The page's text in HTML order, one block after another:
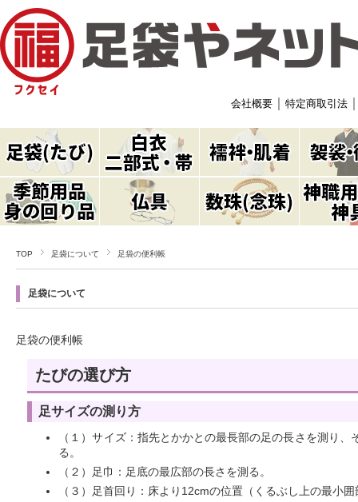
会社概要 特定商取引法
TOP 足袋について 足袋の便利帳
足袋について
足袋の便利帳
たびの選び方
足サイズの測り方
（１）サイズ：指先とかかとの最長部の足の長さを測り
る。
（２）足巾：足底の最広部の長さを測る。
（３）足首回り：床より12cmの位置（くるぶし上の最小